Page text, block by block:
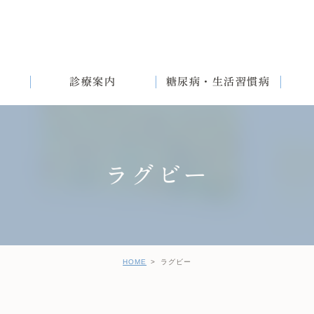
診療案内 糖尿病・生活習慣病
女性と生活習慣病 健診後の治療について
ラグビー
HOME ラグビー